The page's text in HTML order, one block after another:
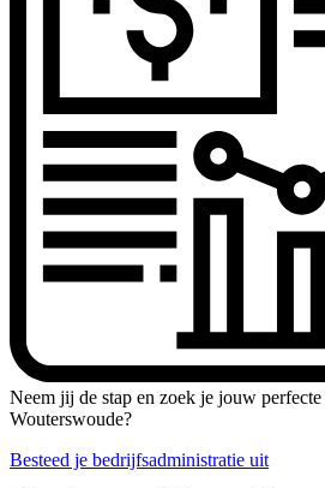
Neem jij de stap en zoek je jouw
Wouterswoude?
Besteed je bedrijfsadministratie uit